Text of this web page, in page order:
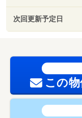
次回更新予定日
この